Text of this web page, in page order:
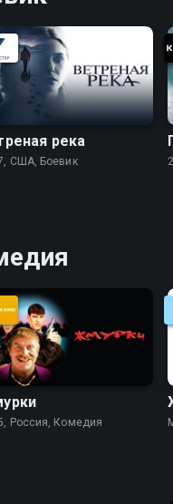
река
США, Боевик
Россия, Комедия